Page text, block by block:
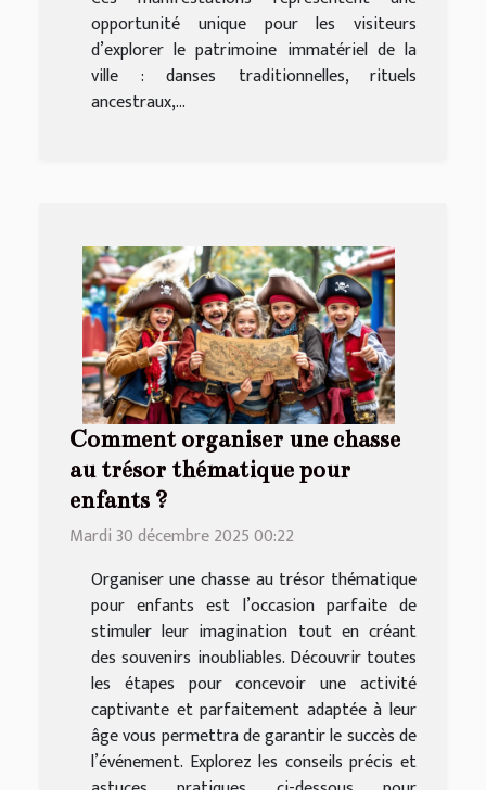
opportunité unique pour les visiteurs
d’explorer le patrimoine immatériel de la
ville : danses traditionnelles, rituels
ancestraux,...
Comment organiser une chasse
au trésor thématique pour
enfants ?
Mardi 30 décembre 2025 00:22
Organiser une chasse au trésor thématique
pour enfants est l’occasion parfaite de
stimuler leur imagination tout en créant
des souvenirs inoubliables. Découvrir toutes
les étapes pour concevoir une activité
captivante et parfaitement adaptée à leur
âge vous permettra de garantir le succès de
l’événement. Explorez les conseils précis et